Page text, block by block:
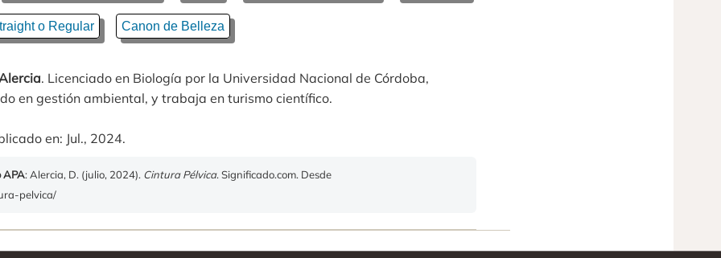
o Regular Canon de Belleza
. Licenciado en Biología por la Universidad Nacional de Córdoba,
en gestión ambiental, y trabaja en turismo científico.
en: Jul., 2024.
APA: Alercia, D. (julio, 2024). Cintura Pélvica. Significado.com. Desde
pelvica/